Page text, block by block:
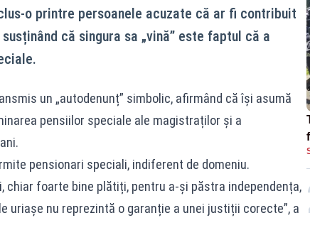
o printre persoanele acuzate că ar fi contribuit
că singura sa „vină” este faptul că a
un „autodenunț” simbolic, afirmând că își asumă
pensiilor speciale ale magistraților și a
pensionari speciali, indiferent de domeniu.
foarte bine plătiți, pentru a-și păstra independența,
uriașe nu reprezintă o garanție a unei justiții corecte”, a